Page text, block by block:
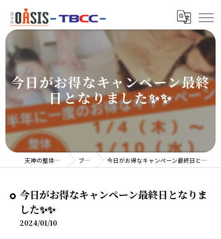
今日がお得なキャンペーン最終
日となりました✨✨
天神の整体院TBCC ブログ 今日がお得なキャンペーン最終日となりました✨✨
今日がお得なキャンペーン最終日となりま
した✨✨
2024/01/10